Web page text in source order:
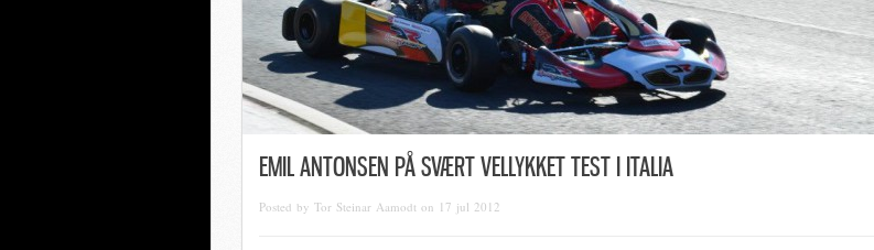
EMIL ANTONSEN PÅ SVÆRT VELLYKKET TEST I ITALIA
Posted by Tor Steinar Aamodt on 17 jul 2012